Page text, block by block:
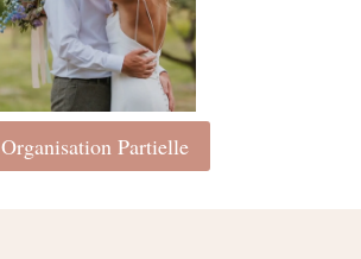
Organisation Partielle